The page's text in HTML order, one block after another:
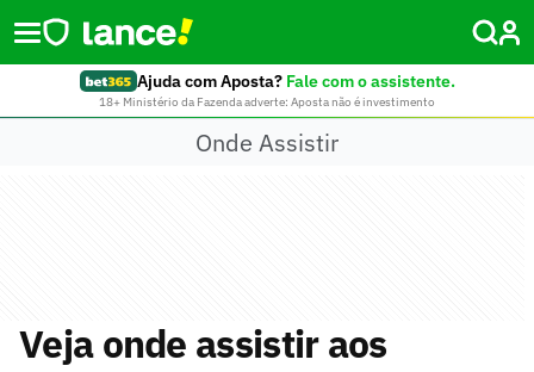
Ajuda com Aposta? Fale com o assistente.
18+ Ministério da Fazenda adverte: Aposta não é investimento
Onde Assistir
Veja onde assistir aos